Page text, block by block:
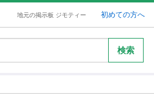
地元の掲示板 ジモティー 初めての方へ
検索